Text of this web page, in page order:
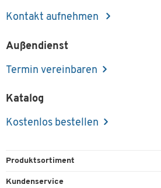
Kontakt aufnehmen
Außendienst
Termin vereinbaren
Katalog
Kostenlos bestellen
Produktsortiment
Büroausstattung
Kundenservice